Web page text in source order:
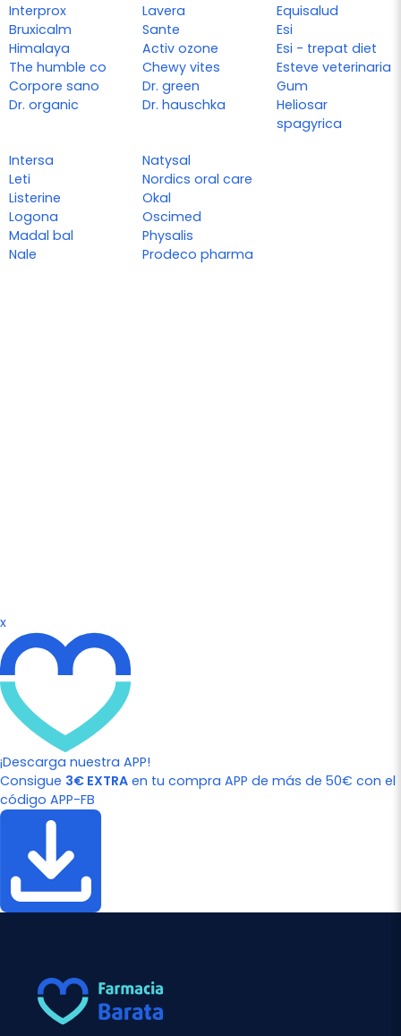
Interprox
Bruxicalm
Himalaya
The humble co
Corpore sano
Dr. organic
Lavera
Sante
Activ ozone
Chewy vites
Dr. green
Dr. hauschka
Equisalud
Esi
Esi - trepat diet
Esteve veterinaria
Gum
Heliosar
spagyrica
Intersa
Leti
Listerine
Logona
Madal bal
Nale
Natysal
Nordics oral care
Okal
Oscimed
Physalis
Prodeco pharma
x
¡Descarga nuestra APP!
Consigue 3€ EXTRA en tu compra APP de más de 50€ con el
código APP-FB